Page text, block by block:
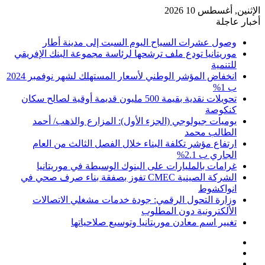
الإثنين, أغسطس 10 2026
أخبار عاجلة
وصول عشرات السياح اليوم السبت إلى مدينة أطار
موريتانيا تودع ملف ترشحها لرئاسة مجموعة البنك الإفريقي
للتنمية
انخفاض المؤشر الوطني لأسعار المستهلك لشهر نوفمبر 2024
ب 1%
تحويلات نقدية بقيمة 500 مليون قديمة أوقية لصالح سكان
كنكوصة
يوميات جيولوجي (الجزء الأول): المزارع والذهب/ أحمد
الطالب محمد
ارتفاع مؤشر تكلفة البناء خلال الفصل الثالث من العام
الجاري ب 2.1%
غرامات بالمليارات على البنوك الوسيطة في موريتانيا
الشركة الصينية CMEC تفوز بصفقة بناء صرف صحي في
انواكشوط
وزارة التحول الرقمي: جودة خدمات مشغلي الاتصالات
الألكترونية دون المطلوب
تغيير اسم معادن موريتانيا وتوسيع صلاحياتها